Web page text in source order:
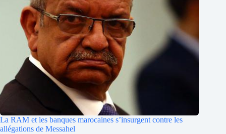
La RAM et les banques marocaines s’insurgent contre les
allégations de Messahel